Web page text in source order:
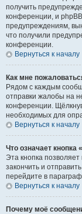
получить
конференции, и
предупреждениям,
что получили
конференции.
Вернуться к началу
Как мне
Рядом с каждым
отправки жалобы на
конференции.
необходимых для
Вернуться к началу
Что означает кнопка
Эта кнопка
закончить и
перейдите в
Вернуться к началу
Почему моё